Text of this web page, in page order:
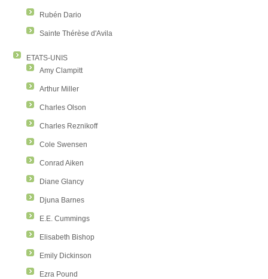
Rubén Dario
Sainte Thérèse d'Avila
ETATS-UNIS
Amy Clampitt
Arthur Miller
Charles Olson
Charles Reznikoff
Cole Swensen
Conrad Aiken
Diane Glancy
Djuna Barnes
E.E. Cummings
Elisabeth Bishop
Emily Dickinson
Ezra Pound